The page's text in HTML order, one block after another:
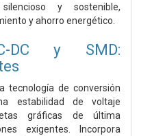
y sostenible,
y ahorro energético.
DC y SMD:
tecnología de conversión
estabilidad de voltaje
gráficas de última
exigentes. Incorpora